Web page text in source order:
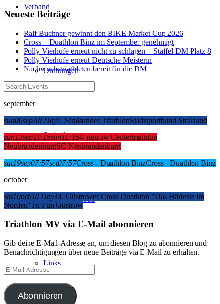
Verband
Ordnungen
Statistik
Logo Download
Links
Neueste Beiträge
Ralf Buchner gewinnt den BIKE Market Cup 2026
Cross – Duathlon Binz im September genehmigt
Polly Vierhufe erneut nicht zu schlagen – Staffel DM Platz 8
Polly Vierhufe erneut Deutsche Meisterin
Nachwuchstriathleten bereit für die DM
september
sun06sepAll Day7. Stralsunder TriathlonStadtsportbund Stralsund
sun13sep11:15sun11:154. neu.sw Centertriathlon
NeubrandenburgSC Neubrandenburg
sat19sep07:57sat07:57Cross - Duathlon BinzCross - Duathlon Binz
october
sat10octAll Day34. Güstrower Cross Duathlon "Das Härteste im
Norden"Tri Fun Güstrow
Triathlon MV via E-Mail abonnieren
Gib deine E-Mail-Adresse an, um diesen Blog zu abonnieren und
Benachrichtigungen über neue Beiträge via E-Mail zu erhalten.
E-
Mail-
Adresse
Abonnieren